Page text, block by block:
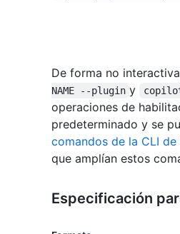
De forma no
NAME --plugin y
operaciones de
predeterminado y se
comandos de la CLI
que amplían estos
Especificación